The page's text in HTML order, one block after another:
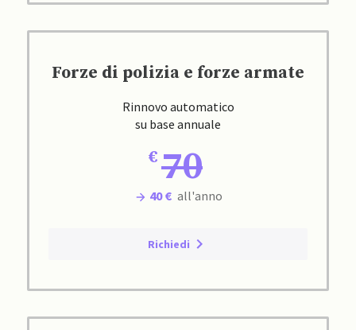
Forze di polizia e forze armate
Rinnovo automatico
su base annuale
70
40 € all'anno
Richiedi